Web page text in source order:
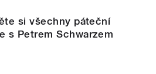
si všechny páteční
s Petrem Schwarzem